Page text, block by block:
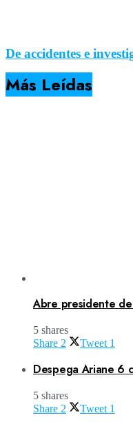
De accidentes e
Más Leídas
Abre presidente
5 shares
Share 2 Tweet 1
Despega Ariane 6
5 shares
Share 2 Tweet 1